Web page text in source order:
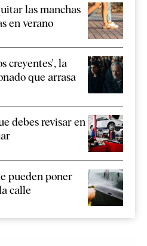
las manchas
en verano
creyentes', la
que arrasa
debes revisar en
pueden poner
calle